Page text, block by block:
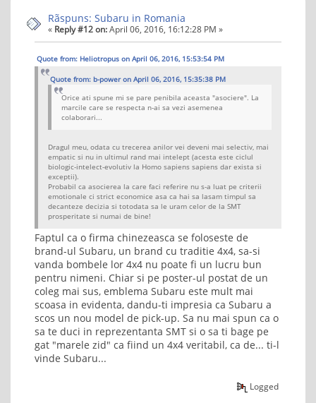
Rãspuns: Subaru in Romania
« Reply #12 on:April 06, 2016, 16:12:28 PM »
Quote from: Heliotropus on April 06, 2016, 15:53:54 PM
Quote from: b-power on April 06, 2016, 15:35:38 PM
Orice ati spune mi se pare penibila aceasta "asociere". La
marcile care se respecta n-ai sa vezi asemenea
colaborari...
Dragul meu, odata cu trecerea anilor vei deveni mai selectiv, mai
empatic si nu in ultimul rand mai intelept (acesta este ciclul
biologic-intelect-evolutiv la Homo sapiens sapiens dar exista si
exceptii).
Probabil ca asocierea la care faci referire nu s-a luat pe criterii
emotionale ci strict economice asa ca hai sa lasam timpul sa
decanteze decizia si totodata sa le uram celor de la SMT
prosperitate si numai de bine!
Faptul ca o firma chinezeasca se foloseste de
brand-ul Subaru, un brand cu traditie 4x4, sa-si
vanda bombele lor 4x4 nu poate fi un lucru bun
pentru nimeni. Chiar si pe poster-ul postat de un
coleg mai sus, emblema Subaru este mult mai
scoasa in evidenta, dandu-ti impresia ca Subaru a
scos un nou model de pick-up. Sa nu mai spun ca o
sa te duci in reprezentanta SMT si o sa ti bage pe
gat "marele zid" ca fiind un 4x4 veritabil, ca de... ti-l
vinde Subaru...
Logged